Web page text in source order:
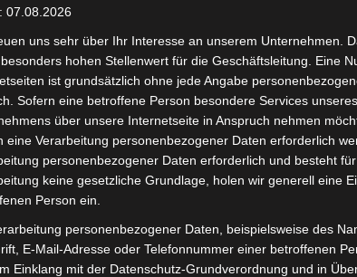
oder schreiben eine E-Mail unter Angaben ihres
hannover.polizei.niedersachsen.de
mit eigenem Pedelec und Fahrradhelm möglich.
Bestimmungen bezüglich des
den Termin nicht genügend Teilnehmende
vor, die Veranstaltung abzusagen.
07.08.2026
uns sehr über Ihr Interesse an unserem Unternehmen.
hohen Stellenwert für die Geschäftsleitung. Eine
ist grundsätzlich ohne jede Angabe
Sofern eine betroffene Person besondere Services unseres
über unsere Internetseite in Anspruch nehmen
eine Verarbeitung personenbezogener Daten erforderlich
personenbezogener Daten erforderlich und besteht
keine gesetzliche Grundlage, holen wir generell eine
Person ein.
personenbezogener Daten, beispielsweise des
E-Mail-Adresse oder Telefonnummer einer betroffenen
Einklang mit der Datenschutz-Grundverordnung und in